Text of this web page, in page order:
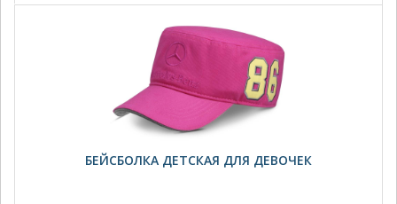
БЕЙСБОЛКА ДЕТСКАЯ ДЛЯ ДЕВОЧЕК